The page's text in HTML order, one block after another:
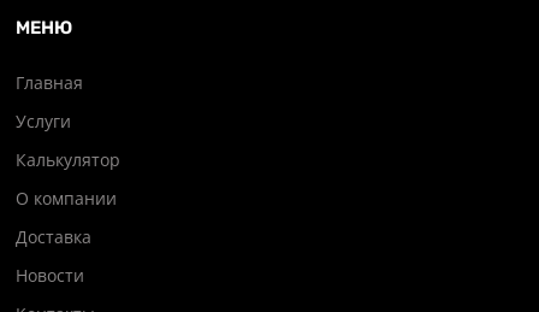
МЕНЮ
Главная
Услуги
Калькулятор
О компании
Доставка
Новости